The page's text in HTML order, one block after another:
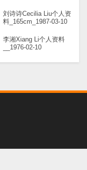
刘诗诗Cecilia Liu个人资
料_165cm_1987-03-10
李湘Xiang Li个人资料
__1976-02-10